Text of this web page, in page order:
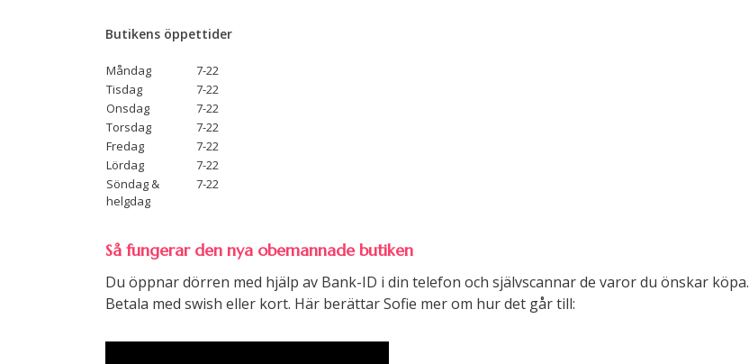
Butikens öppettider
Måndag
7-22
Tisdag
7-22
Onsdag
7-22
Torsdag
7-22
Fredag
7-22
Lördag
7-22
Söndag &
helgdag
7-22
Så fungerar den nya obemannade butiken
Du öppnar dörren med hjälp av Bank-ID i din telefon och självscannar de varor du önskar köpa.
Betala med swish eller kort. Här berättar Sofie mer om hur det går till: